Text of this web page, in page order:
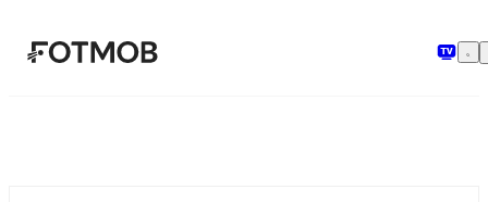
본문으로 건너뛰기